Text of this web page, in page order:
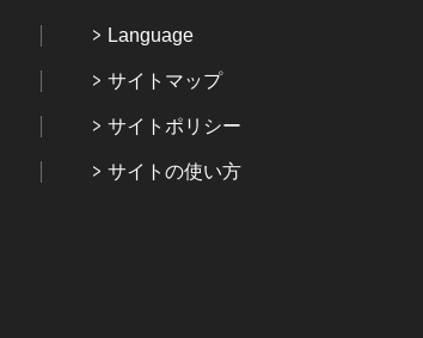
Language
サイトマップ
サイトポリシー
サイトの使い方